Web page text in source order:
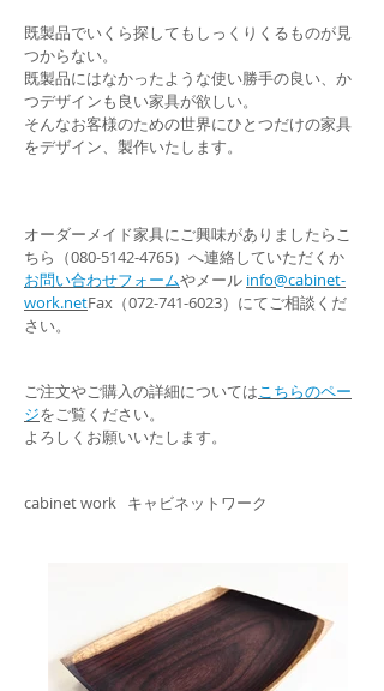
既製品でいくら探してもしっくりくるものが見
つからない。
既製品にはなかったような使い勝手の良い、か
つデザインも良い家具が欲しい。
そんなお客様のための世界にひとつだけの家具
をデザイン、製作いたします。
オーダーメイド家具にご興味がありましたらこ
ちら（080-5142-4765）へ連絡していただくか
お問い合わせフォームやメール info@cabinet-
work.netFax（072-741-6023）にてご相談くだ
さい。
ご注文やご購入の詳細についてはこちらのペー
ジをご覧ください。
​よろしくお願いいたします。
cabinet work キャビネットワーク